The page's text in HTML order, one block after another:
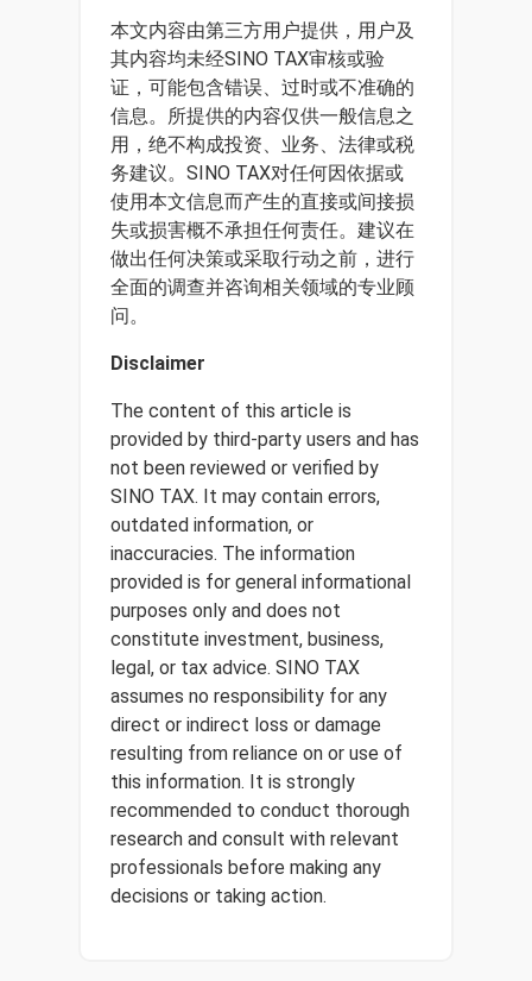
本文内容由第三方用户提供，用户及
其内容均未经SINO TAX审核或验
证，可能包含错误、过时或不准确的
信息。所提供的内容仅供一般信息之
用，绝不构成投资、业务、法律或税
务建议。SINO TAX对任何因依据或
使用本文信息而产生的直接或间接损
失或损害概不承担任何责任。建议在
做出任何决策或采取行动之前，进行
全面的调查并咨询相关领域的专业顾
问。
Disclaimer
The content of this article is
provided by third-party users and has
not been reviewed or verified by
SINO TAX. It may contain errors,
outdated information, or
inaccuracies. The information
provided is for general informational
purposes only and does not
constitute investment, business,
legal, or tax advice. SINO TAX
assumes no responsibility for any
direct or indirect loss or damage
resulting from reliance on or use of
this information. It is strongly
recommended to conduct thorough
research and consult with relevant
professionals before making any
decisions or taking action.